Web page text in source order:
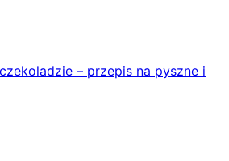
– przepis na pyszne i